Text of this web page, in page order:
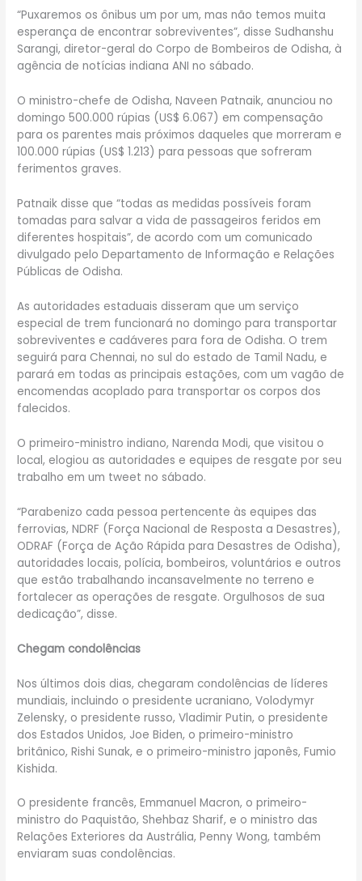
“Puxaremos os ônibus um por um, mas não temos muita
esperança de encontrar sobreviventes”, disse Sudhanshu
Sarangi, diretor-geral do Corpo de Bombeiros de Odisha, à
agência de notícias indiana ANI no sábado.
O ministro-chefe de Odisha, Naveen Patnaik, anunciou no
domingo 500.000 rúpias (US$ 6.067) em compensação
para os parentes mais próximos daqueles que morreram e
100.000 rúpias (US$ 1.213) para pessoas que sofreram
ferimentos graves.
Patnaik disse que “todas as medidas possíveis foram
tomadas para salvar a vida de passageiros feridos em
diferentes hospitais”, de acordo com um comunicado
divulgado pelo Departamento de Informação e Relações
Públicas de Odisha.
As autoridades estaduais disseram que um serviço
especial de trem funcionará no domingo para transportar
sobreviventes e cadáveres para fora de Odisha. O trem
seguirá para Chennai, no sul do estado de Tamil Nadu, e
parará em todas as principais estações, com um vagão de
encomendas acoplado para transportar os corpos dos
falecidos.
O primeiro-ministro indiano, Narenda Modi, que visitou o
local, elogiou as autoridades e equipes de resgate por seu
trabalho em um tweet no sábado.
“Parabenizo cada pessoa pertencente às equipes das
ferrovias, NDRF (Força Nacional de Resposta a Desastres),
ODRAF (Força de Ação Rápida para Desastres de Odisha),
autoridades locais, polícia, bombeiros, voluntários e outros
que estão trabalhando incansavelmente no terreno e
fortalecer as operações de resgate. Orgulhosos de sua
dedicação”, disse.
Chegam condolências
Nos últimos dois dias, chegaram condolências de líderes
mundiais, incluindo o presidente ucraniano, Volodymyr
Zelensky, o presidente russo, Vladimir Putin, o presidente
dos Estados Unidos, Joe Biden, o primeiro-ministro
britânico, Rishi Sunak, e o primeiro-ministro japonês, Fumio
Kishida.
O presidente francês, Emmanuel Macron, o primeiro-
ministro do Paquistão, Shehbaz Sharif, e o ministro das
Relações Exteriores da Austrália, Penny Wong, também
enviaram suas condolências.